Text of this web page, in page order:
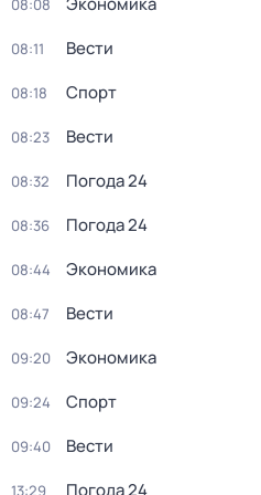
08:08
08:11 Вести
08:18 Спорт
08:23 Вести
08:32 Погода 24
08:36 Погода 24
08:44 Экономика
08:47 Вести
09:20 Экономика
09:24 Спорт
09:40 Вести
13:29 Погода 24